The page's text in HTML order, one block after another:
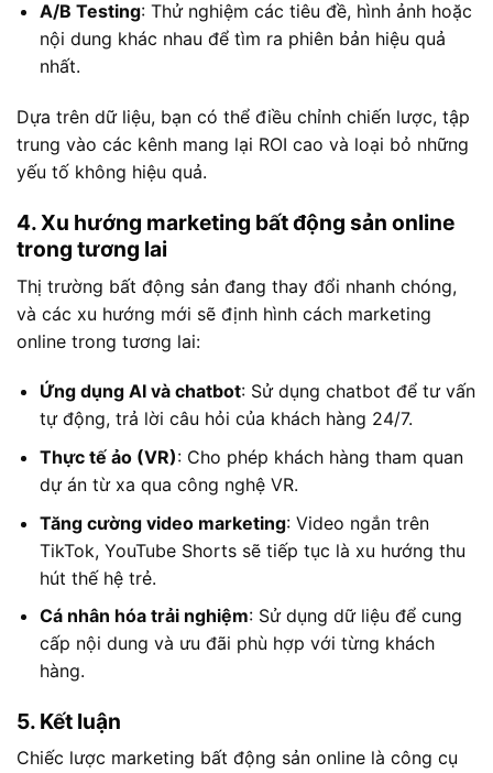
A/B Testing: Thử nghiệm các tiêu đề, hình ảnh hoặc
nội dung khác nhau để tìm ra phiên bản hiệu quả
nhất.
Dựa trên dữ liệu, bạn có thể điều chỉnh chiến lược, tập
trung vào các kênh mang lại ROI cao và loại bỏ những
yếu tố không hiệu quả.
4. Xu hướng marketing bất động sản online
trong tương lai
Thị trường bất động sản đang thay đổi nhanh chóng,
và các xu hướng mới sẽ định hình cách marketing
online trong tương lai:
Ứng dụng AI và chatbot: Sử dụng chatbot để tư vấn
tự động, trả lời câu hỏi của khách hàng 24/7.
Thực tế ảo (VR): Cho phép khách hàng tham quan
dự án từ xa qua công nghệ VR.
Tăng cường video marketing: Video ngắn trên
TikTok, YouTube Shorts sẽ tiếp tục là xu hướng thu
hút thế hệ trẻ.
Cá nhân hóa trải nghiệm: Sử dụng dữ liệu để cung
cấp nội dung và ưu đãi phù hợp với từng khách
hàng.
5. Kết luận
Chiếc lược marketing bất động sản online là công cụ